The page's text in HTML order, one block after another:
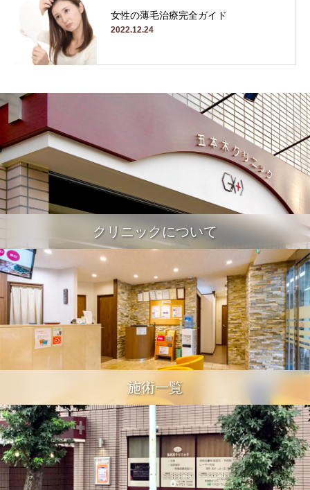
女性の薄毛治療完全ガイド
2022.12.24
クリニックについて
施術一覧